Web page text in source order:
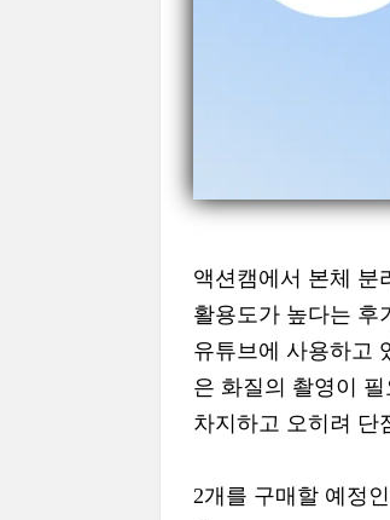
액션캠에서 본체 분
활용도가 높다는 후
유튜브에 사용하고
은 화질의 촬영이
차지하고 오히려 단
2개를 구매할 예정